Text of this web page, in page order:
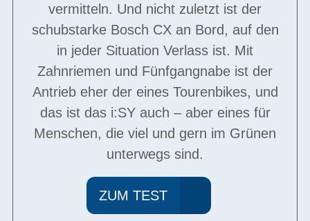
vermitteln. Und nicht zuletzt ist der
schubstarke Bosch CX an Bord, auf den
in jeder Situation Verlass ist. Mit
Zahnriemen und Fünfgangnabe ist der
Antrieb eher der eines Tourenbikes, und
das ist das i:SY auch – aber eines für
Menschen, die viel und gern im Grünen
unterwegs sind.
ZUM TEST